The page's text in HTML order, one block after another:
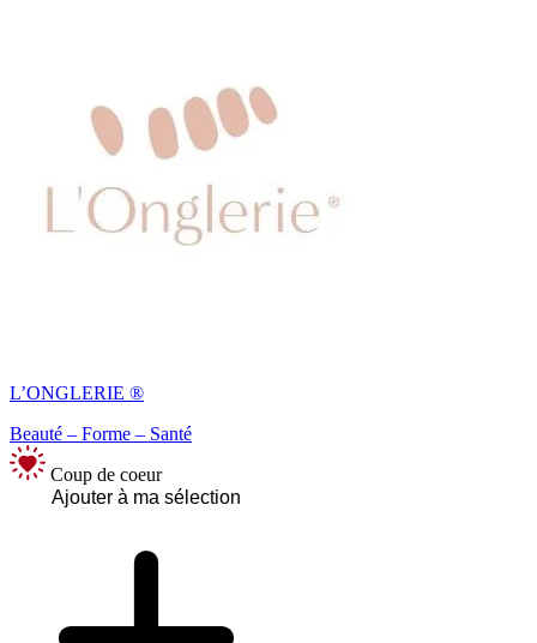
L’ONGLERIE ®
Beauté – Forme – Santé
Coup de coeur
Ajouter à ma sélection